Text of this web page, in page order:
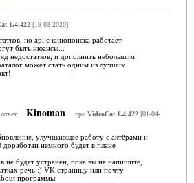
1.4.422[19-03-2020]
но api с кинопоиска работает
быть нюансы...
недостатков, и дополнить небольшим
может стать одним из лучших.
Kinoman про VideoCat 1.4.422[01-04-
улучшающее работу с актёрами и
немного будет в плане
не будет устранён, пока вы не напишите,
речь :) VK страницу или почту
программы.